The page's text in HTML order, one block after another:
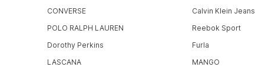
CONVERSE Calvin Klein Jeans
POLO RALPH LAUREN Reebok Sport
Dorothy Perkins Furla
LASCANA MANGO